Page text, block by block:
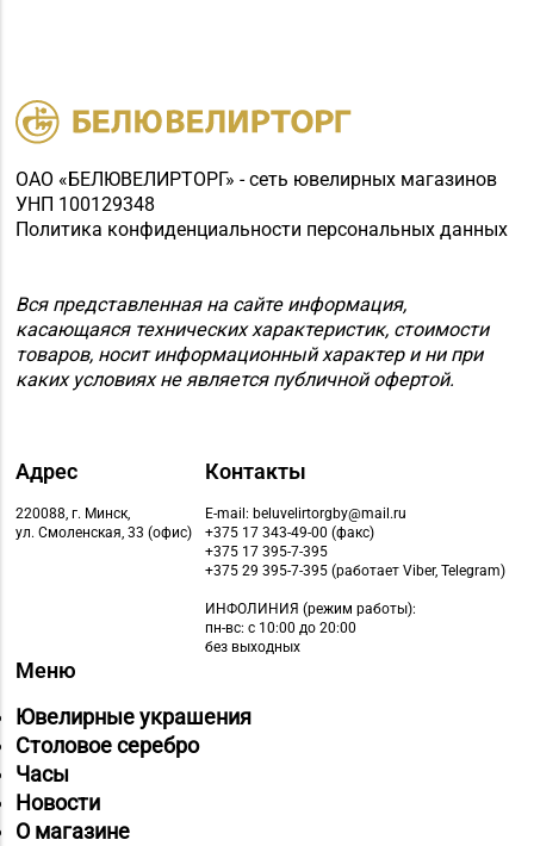
ОАО «БЕЛЮВЕЛИРТОРГ» - сеть ювелирных магазинов
УНП 100129348
Политика конфиденциальности персональных данных
Вся представленная на сайте информация,
касающаяся технических характеристик, стоимости
товаров, носит информационный характер и ни при
каких условиях не является публичной офертой.
Адрес
220088, г. Минск,
ул. Смоленская, 33 (офис)
Контакты
E-mail: beluvelirtorgby@mail.ru
+375 17 343-49-00 (факс)
+375 17 395-7-395
+375 29 395-7-395 (работает Viber, Telegram)
ИНФОЛИНИЯ (режим работы):
пн-вс: с 10:00 до 20:00
без выходных
Меню
Ювелирные украшения
Столовое серебро
Часы
Новости
О магазине